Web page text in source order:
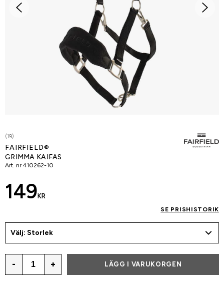
(19)
FAIRFIELD®
GRIMMA KAIFAS
Art. nr 410262-10
149 KR
SE PRISHISTORIK
Välj: Storlek
- + LÄGG I VARUKORGEN